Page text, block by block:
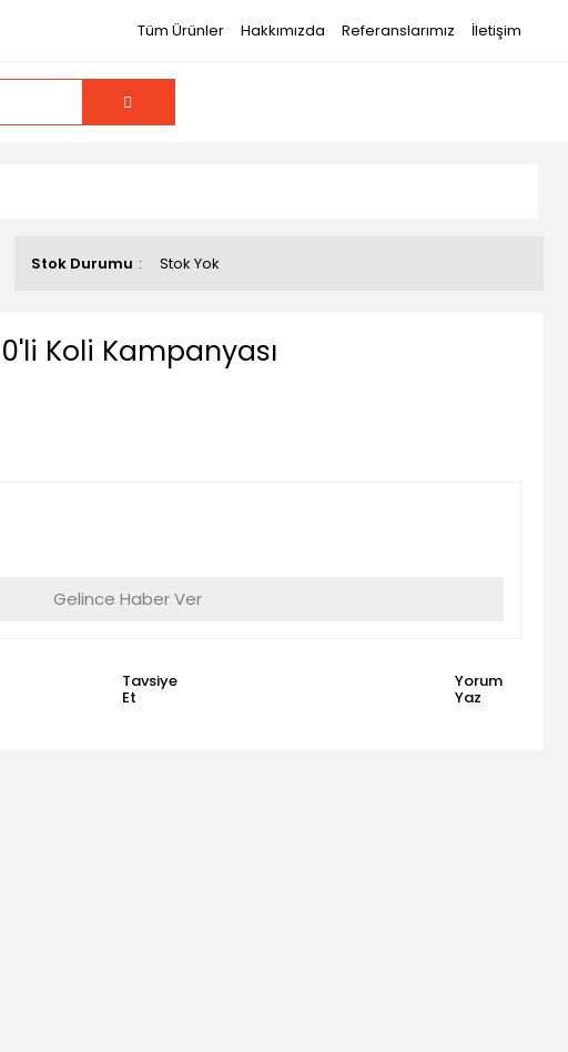
Tüm Ürünler Hakkımızda Referanslarımız İletişim
Stok Durumu Stok Yok
Koli Kampanyası
Gelince Haber Ver
Tavsiye
Et
Yorum
Yaz